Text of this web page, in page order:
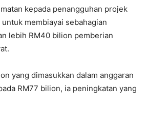
kepada penangguhan projek
membiayai sebahagian
lebih RM40 bilion pemberian
yang dimasukkan dalam anggaran
RM77 bilion, ia peningkatan yang